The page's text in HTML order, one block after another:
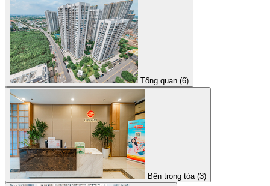
Tổng quan (6)
Bên trong tòa (3)